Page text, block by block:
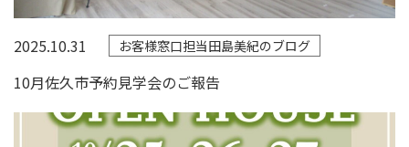
2025.10.31 お客様窓口担当田島美紀のブログ
10月佐久市予約見学会のご報告